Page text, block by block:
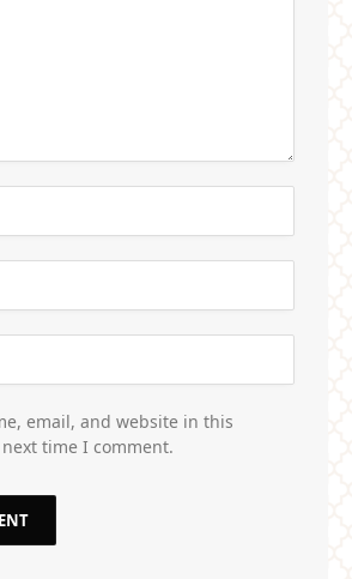
email, and website in this
time I comment.